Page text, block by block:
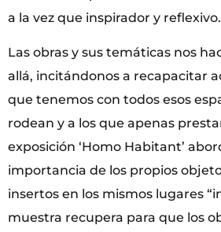
a la vez que inspirador y reflexivo.
Las obras y sus temáticas nos
allá, incitándonos a recapacitar
que tenemos con todos esos
rodean y a los que apenas
exposición ‘Homo Habitant’
importancia de los propios
insertos en los mismos lugares
muestra recupera para que los